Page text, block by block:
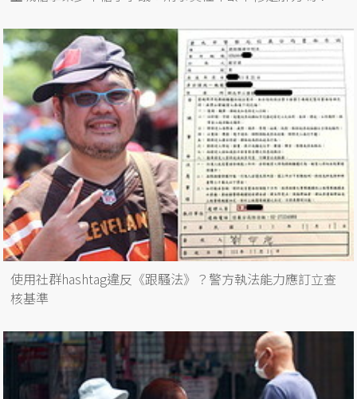
使用社群hashtag違反《跟騷法》？警方執法能力應訂立查
核基準